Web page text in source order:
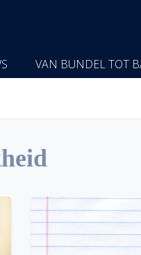
VAN BUNDEL TOT